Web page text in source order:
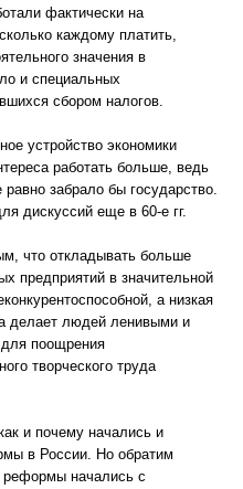
фактически на
каждому платить,
значения в
и специальных
сбором налогов.
устройство экономики
работать больше, ведь
забрало бы государство.
дискуссий еще в 60-е гг.
что откладывать больше
предприятий в значительной
а низкая
делает людей ленивыми и
поощрения
творческого труда
и почему начались и
в России. Но обратим
реформы начались с